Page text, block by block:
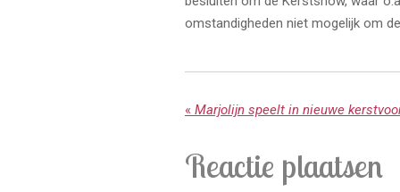
omstandigheden niet mogelijk om
«
Reactie plaatsen